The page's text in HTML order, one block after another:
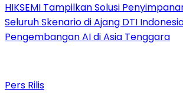
HIKSEMI Tampilkan Solusi
Seluruh Skenario di Ajang DTI
Pengembangan AI di Asia Tenggara
Pers Rilis